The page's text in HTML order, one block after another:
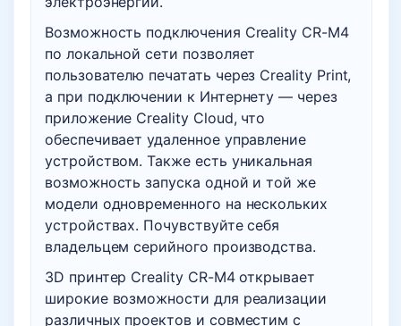
Возможность подключения Creality CR-M4
по локальной сети позволяет
пользователю печатать через Creality Print,
а при подключении к Интернету — через
приложение Creality Cloud, что
обеспечивает удаленное управление
устройством. Также есть уникальная
возможность запуска одной и той же
модели одновременного на нескольких
устройствах. Почувствуйте себя
владельцем серийного производства.
3D принтер Creality CR-M4 открывает
широкие возможности для реализации
различных проектов и совместим с